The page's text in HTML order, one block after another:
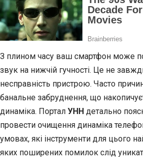
З плином часу ваш смартфон може
звук на нижчій гучності. Це не
несправність пристрою. Часто
банальне забруднення, що
динаміка. Портал УНН детально
провести очищення динаміка
умовах, які інструменти для цього
яких поширених помилок слід